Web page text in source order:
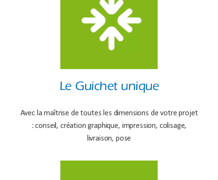
Le Guichet unique
Avec la maîtrise de toutes les dimensions de votre projet
: conseil, création graphique, impression, colisage,
livraison, pose